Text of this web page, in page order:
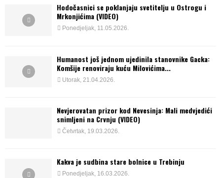
Hodočasnici se poklanjaju svetitelju u Ostrogu i
Mrkonjićima (VIDEO)
Ponedjeljak, 11.05.2026.
Humanost još jednom ujedinila stanovnike Gacka:
Komšije renoviraju kuću Milovićima...
Utorak, 21.04.2026.
Nevjerovatan prizor kod Nevesinja: Mali medvjedići
snimljeni na Crvnju (VIDEO)
Četvrtak, 19.03.2026.
Kakva je sudbina stare bolnice u Trebinju
Ponedjeljak, 16.03.2026.